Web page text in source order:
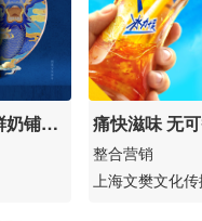
奶铺非
痛快滋味 无
整合营销
上海文樊文化